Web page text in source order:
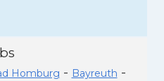
Homburg - Bayreuth -